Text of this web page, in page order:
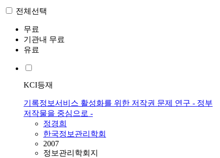
전체선택
무료
기관내 무료
유료
KCI등재
기록정보서비스 활성화를 위한 저작권 문제 연구 - 정부
저작물을 중심으로 -
정경희
한국정보관리학회
2007
정보관리학회지